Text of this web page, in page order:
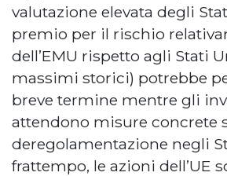
valutazione elevata degli
premio per il rischio
dell’EMU rispetto agli Stati
massimi storici) potrebbe
breve termine mentre gli
attendono misure concrete
deregolamentazione negli
frattempo, le azioni dell’UE